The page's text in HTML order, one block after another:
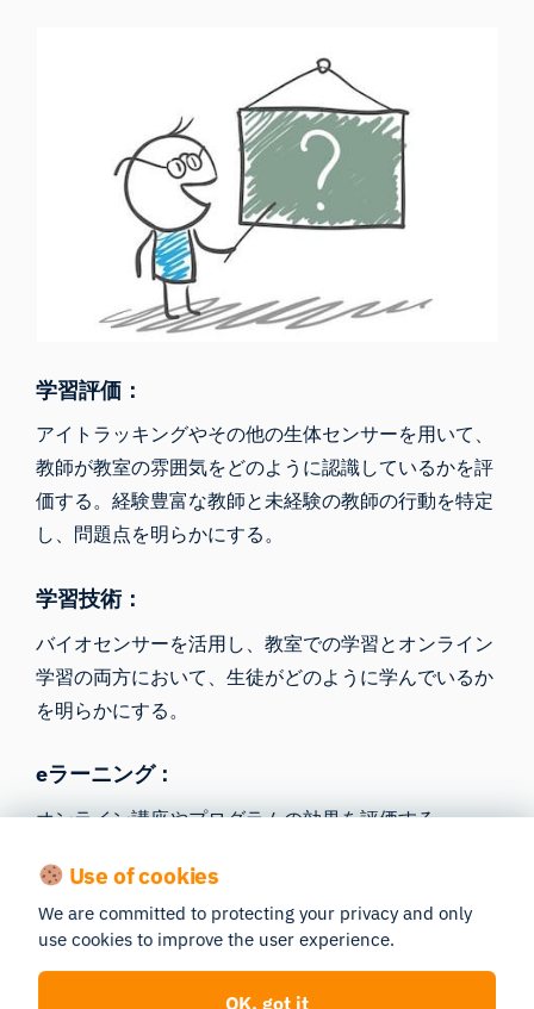
学習評価：
アイトラッキングやその他の生体センサーを用いて、
教師が教室の雰囲気をどのように認識しているかを評
価する。経験豊富な教師と未経験の教師の行動を特定
し、問題点を明らかにする。
学習技術：
バイオセンサーを活用し、教室での学習とオンライン
学習の両方において、生徒がどのように学んでいるか
を明らかにする。
eラーニング：
オンライン講座やプログラムの効果を評価する。
Use of cookies
We are committed to protecting your privacy and only
use cookies to improve the user experience.
OK, got it